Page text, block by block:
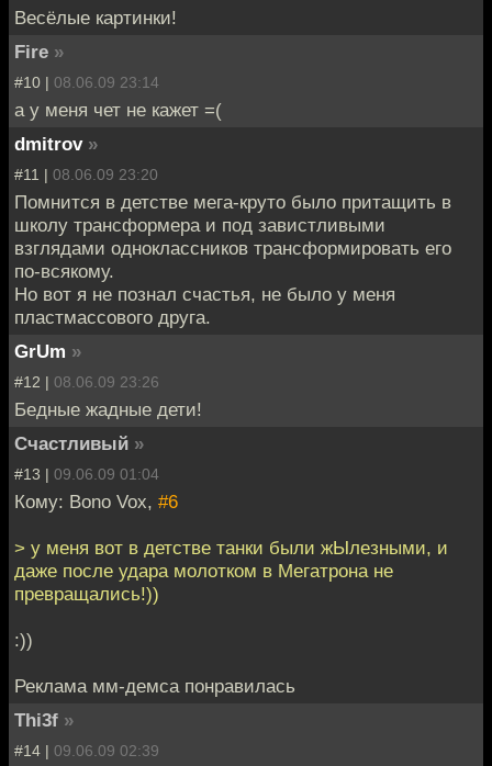
Весёлые картинки!
Fire »
#10 | 08.06.09 23:14
а у меня чет не кажет =(
dmitrov »
#11 | 08.06.09 23:20
Помнится в детстве мега-круто было притащить в
школу трансформера и под завистливыми
взглядами одноклассников трансформировать его
по-всякому.
Но вот я не познал счастья, не было у меня
пластмассового друга.
GrUm »
#12 | 08.06.09 23:26
Бедные жадные дети!
Счастливый »
#13 | 09.06.09 01:04
Кому: Bono Vox, #6
> у меня вот в детстве танки были жЫлезными, и
даже после удара молотком в Мегатрона не
превращались!))
:))
Реклама мм-демса понравилась
Thi3f »
#14 | 09.06.09 02:39